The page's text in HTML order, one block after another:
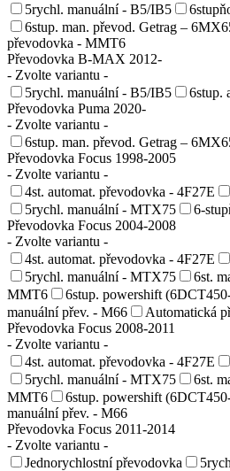
5rychl. manuální - B5/IB5
6stup. man. převod. Getrag –
převodovka - MMT6
Převodovka B-MAX 2012-
- Zvolte variantu -
5rychl. manuální - B5/IB5
6stup.
Převodovka Puma 2020-
- Zvolte variantu -
6stup. man. převod. Getrag –
Převodovka Focus 1998-2005
- Zvolte variantu -
4st. automat. převodovka - 4F27E
5rychl. manuální - MTX75
6-
Převodovka Focus 2004-2008
- Zvolte variantu -
4st. automat. převodovka - 4F27E
5rychl. manuální - MTX75
6st.
MMT6
6stup. powershift
manuální přev. - M66
Automatická
Převodovka Focus 2008-2011
- Zvolte variantu -
4st. automat. převodovka - 4F27E
5rychl. manuální - MTX75
6st.
MMT6
6stup. powershift
manuální přev. - M66
Převodovka Focus 2011-2014
- Zvolte variantu -
Jednorychlostní převodovka